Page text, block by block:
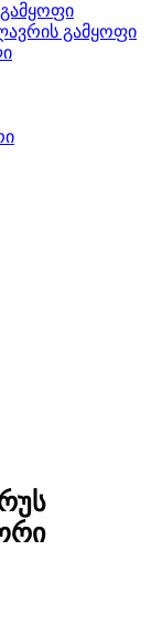
გამყოფი